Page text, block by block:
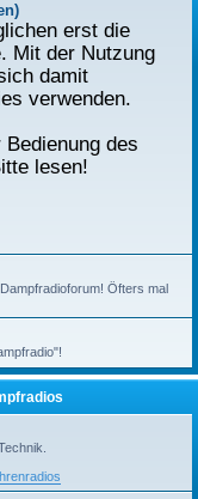
erst die
Mit der Nutzung
damit
verwenden.
des
lesen!
Öfters mal